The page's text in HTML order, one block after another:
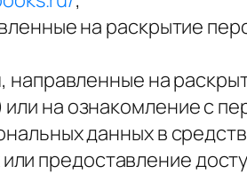
на раскрытие
направленные на
на ознакомление с
данных в
предоставление